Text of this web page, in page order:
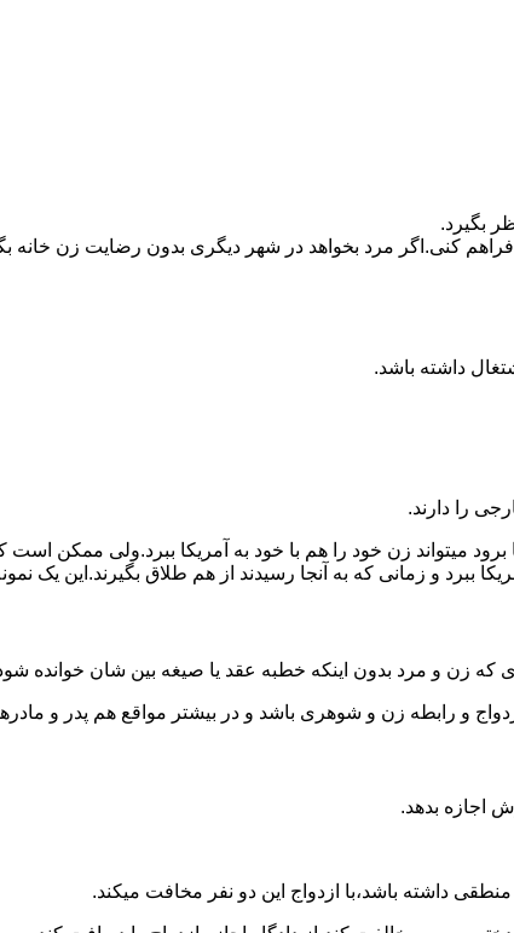
بگیرد.
کنی.اگر مرد بخواهد در شهر دیگری بدون رضایت زن خانه
داشته باشد.
را دارند.
برود میتواند زن خود را هم با خود به آمریکا ببرد.ولی
ببرد و زمانی که به آنجا رسیدند از هم طلاق بگیرند.این یک
زن و مرد بدون اینکه خطبه عقد یا صیغه بین شان خوانده
و رابطه زن و شوهری باشد و در بیشتر مواقع هم پدر و
اجازه بدهد.
داشته باشد،با ازدواج این دو نفر مخافت میکند.